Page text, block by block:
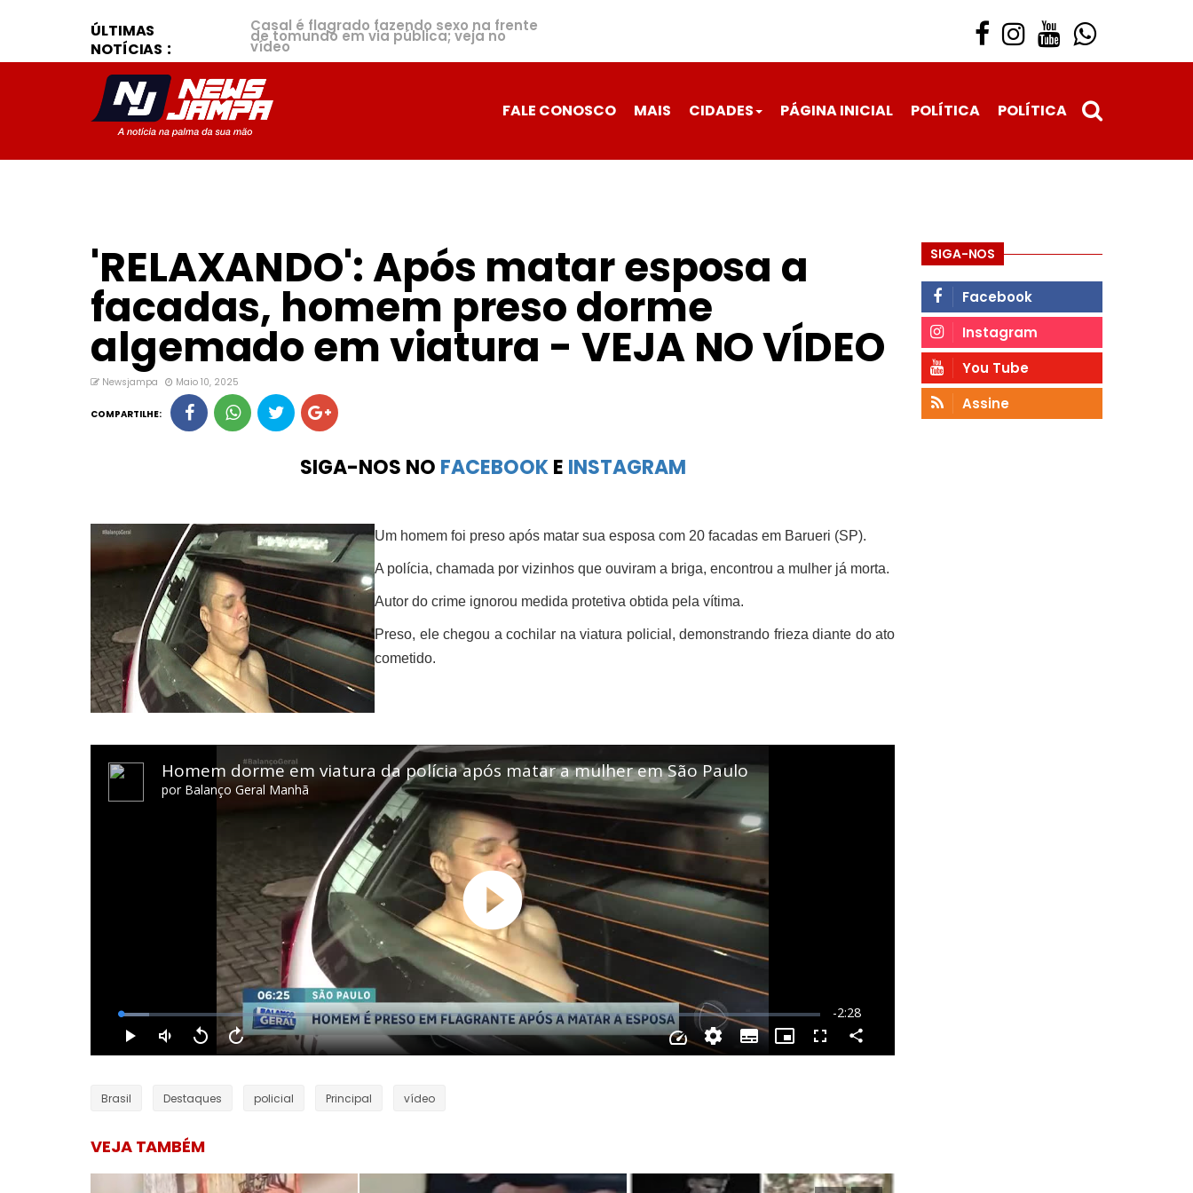
ÚLTIMAS
NOTÍCIAS
Casal é flagrado fazendo sexo na frente
de tomundo em via pública; veja no
vídeo
FALE CONOSCO MAIS CIDADES PÁGINA INICIAL POLÍTICA POLÍTICA
'RELAXANDO': Após matar esposa a
facadas, homem preso dorme
algemado em viatura - VEJA NO VÍDEO
Newsjampa Maio 10, 2025
COMPARTILHE:
SIGA-NOS NO FACEBOOKE INSTAGRAM
Um homem foi preso após matar sua esposa com 20 facadas em Barueri (SP).
A polícia, chamada por vizinhos que ouviram a briga, encontrou a mulher já morta.
Autor do crime ignorou medida protetiva obtida pela vítima.
Preso, ele chegou a cochilar na viatura policial, demonstrando frieza diante do ato
cometido.
Brasil Destaques policial Principal vídeo
VEJA TAMBÉM
SIGA-NOS
Facebook
Instagram
You Tube
Assine